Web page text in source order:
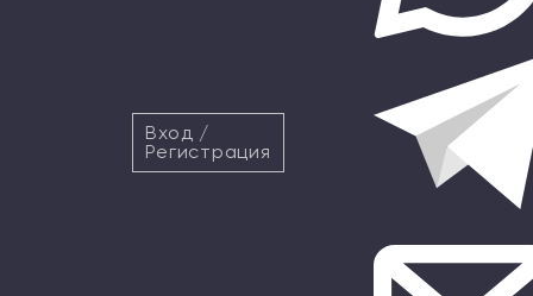
Вход /
Регистрация